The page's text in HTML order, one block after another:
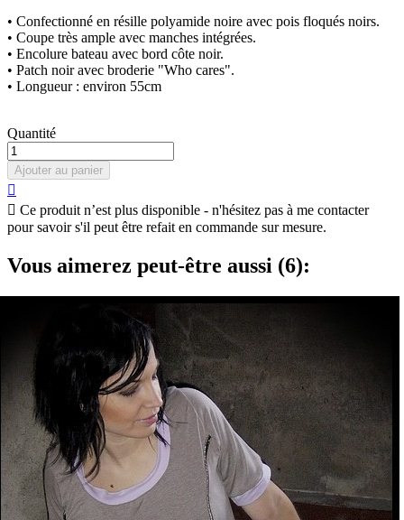
• Confectionné en résille polyamide noire avec pois floqués noirs.
• Coupe très ample avec manches intégrées.
• Encolure bateau avec bord côte noir.
• Patch noir avec broderie "Who cares".
• Longueur : environ 55cm
Quantité
Ajouter au panier

 Ce produit n’est plus disponible - n'hésitez pas à me contacter
pour savoir s'il peut être refait en commande sur mesure.
Vous aimerez peut-être aussi (6):